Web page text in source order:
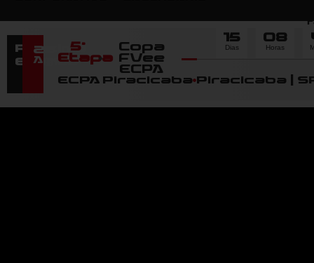
Próximo
Evento
22
Agosto
5ª
Etapa
Copa
FVee
ECPA
ECPA Piracicaba Piracicaba |
15
Dias
08
Horas